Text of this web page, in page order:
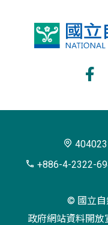
國
博
+886-4-2322-
© 國立自
政府網站資料開放